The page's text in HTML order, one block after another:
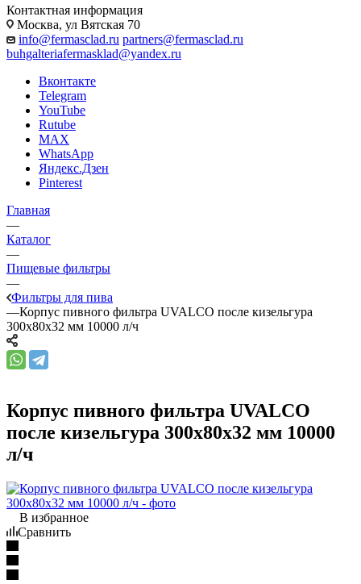
Контактная информация
Москва, ул Вятская 70
info@fermasclad.ru partners@fermasclad.ru
buhgalteriafermasklad@yandex.ru
Вконтакте
Telegram
YouTube
Rutube
MAX
WhatsApp
Яндекс.Дзен
Pinterest
Главная
—
Каталог
—
Пищевые фильтры
—
Фильтры для пива
—Корпус пивного фильтра UVALCO после кизельгура
300x80x32 мм 10000 л/ч
Корпус пивного фильтра UVALCO
после кизельгура 300x80x32 мм 10000
л/ч
В избранное
Сравнить